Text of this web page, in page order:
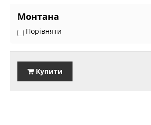
Монтана
Порівняти
Купити